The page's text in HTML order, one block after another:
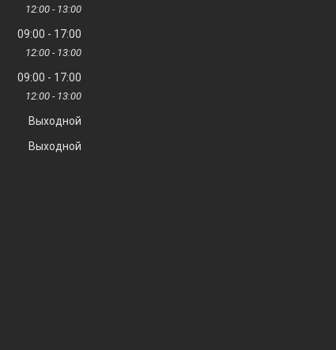
12:00 13:00
09:00 17:00
12:00 13:00
09:00 17:00
12:00 13:00
Выходной
Выходной